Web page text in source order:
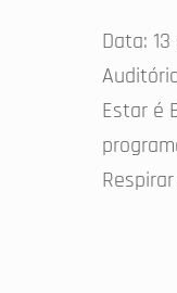
Data:
Estar é